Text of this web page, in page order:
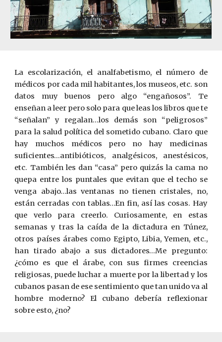
La escolarización, el analfabetismo, el número de
médicos por cada mil habitantes, los museos, etc. son
datos muy buenos pero algo “engañosos”. Te
enseñan a leer pero solo para que leas los libros que te
“señalan” y regalan…los demás son “peligrosos”
para la salud política del sometido cubano. Claro que
hay muchos médicos pero no hay medicinas
suficientes…antibióticos, analgésicos, anestésicos,
etc. También les dan “casa” pero quizás la cama no
quepa entre los puntales que evitan que el techo se
venga abajo…las ventanas no tienen cristales, no,
están cerradas con tablas…En fin, así las cosas. Hay
que verlo para creerlo. Curiosamente, en estas
semanas y tras la caída de la dictadura en Túnez,
otros países árabes como Egipto, Libia, Yemen, etc.,
han tirado abajo a sus dictadores…Me pregunto:
¿cómo es que el árabe, con sus firmes creencias
religiosas, puede luchar a muerte por la libertad y los
cubanos pasan de ese sentimiento que tan unido va al
hombre moderno? El cubano debería reflexionar
sobre esto, ¿no?